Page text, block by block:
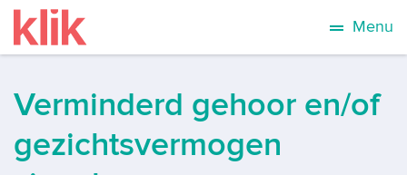
Menu
Verminderd gehoor en/of
gezichtsvermogen